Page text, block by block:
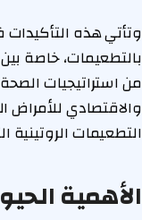
وتأتي هذه
بالتطعيمات، خاصة
من استراتيجيات
والاقتصادي للأمراض
التطعيمات الروتينية
الأهمية